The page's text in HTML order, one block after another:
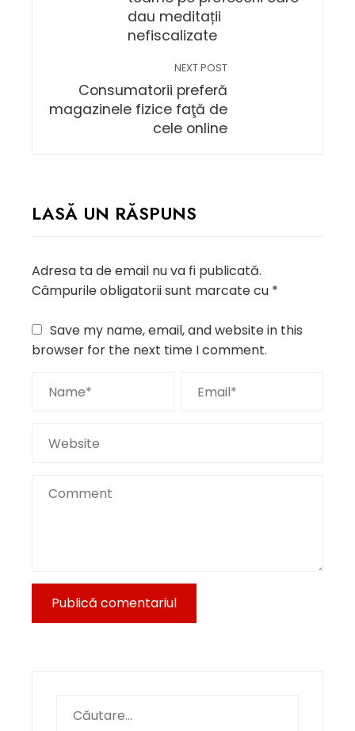
dau meditații
nefiscalizate
NEXT POST
Consumatorii preferă
magazinele fizice faţă de
cele online
LASĂ UN RĂSPUNS
Adresa ta de email nu va fi publicată.
Câmpurile obligatorii sunt marcate cu *
Save my name, email, and website in this
browser for the next time I comment.
după: